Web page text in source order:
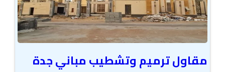
مقاول ترميم وتشطيب مباني جدة